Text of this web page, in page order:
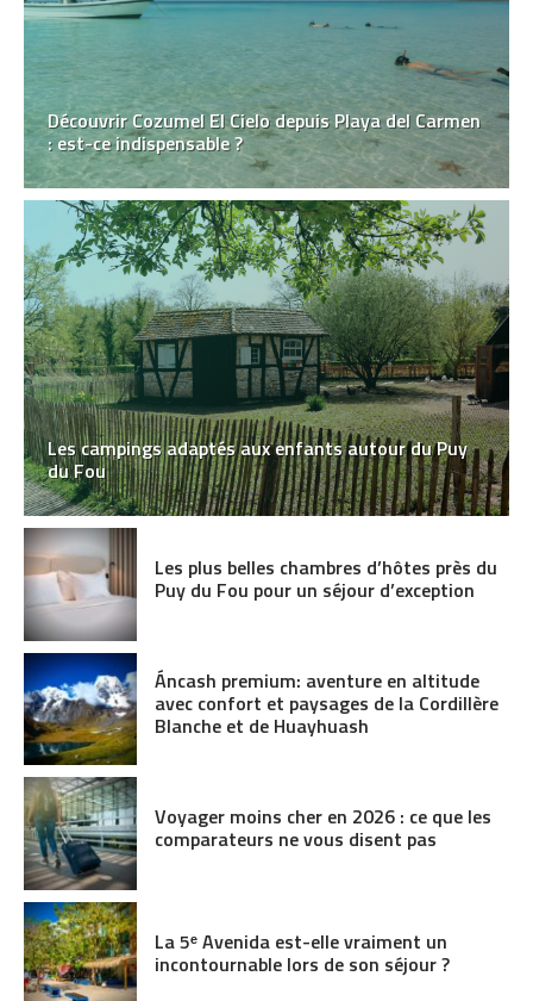
Découvrir Cozumel El Cielo depuis Playa del Carmen
: est-ce indispensable ?
Les campings adaptés aux enfants autour du Puy
du Fou
Les plus belles chambres d’hôtes près du
Puy du Fou pour un séjour d’exception
Áncash premium: aventure en altitude
avec confort et paysages de la Cordillère
Blanche et de Huayhuash
Voyager moins cher en 2026 : ce que les
comparateurs ne vous disent pas
La 5ᵉ Avenida est-elle vraiment un
incontournable lors de son séjour ?